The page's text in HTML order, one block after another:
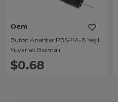
Oem
Buton Anahtar PBS-11A-B Yeşil
Yuvarlak Basmalı
$0.68